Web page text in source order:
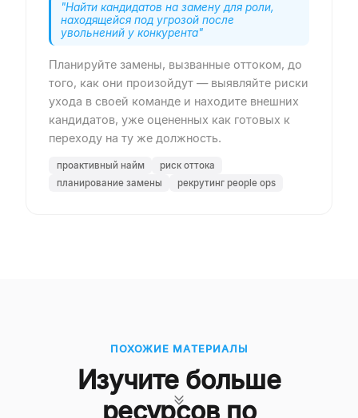
"Найти кандидатов на замену для роли,
находящейся под угрозой после
увольнений у конкурента"
Планируйте замены, вызванные оттоком, до
того, как они произойдут — выявляйте риски
ухода в своей команде и находите внешних
кандидатов, уже оцененных как готовых к
переходу на ту же должность.
проактивный найм
риск оттока
планирование замены
рекрутинг people ops
ПОХОЖИЕ МАТЕРИАЛЫ
Изучите больше
ресурсов по